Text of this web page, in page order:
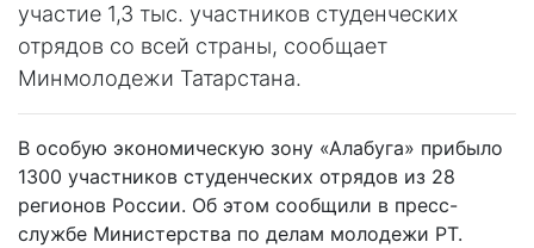
участие 1,3 тыс. участников студенческих
отрядов со всей страны, сообщает
Минмолодежи Татарстана.
В особую экономическую зону «Алабуга» прибыло
1300 участников студенческих отрядов из 28
регионов России. Об этом сообщили в пресс-
службе Министерства по делам молодежи РТ.